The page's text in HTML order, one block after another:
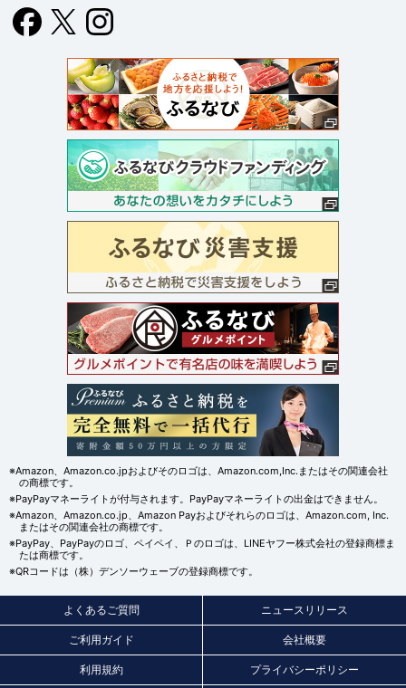
※Amazon、Amazon.co.jpおよびそのロゴは、Amazon.com,Inc.またはその関連会社
の商標です。
※PayPayマネーライトが付与されます。PayPayマネーライトの出金はできません。
※Amazon、Amazon.co.jp、Amazon Payおよびそれらのロゴは、Amazon.com, Inc.
またはその関連会社の商標です。
※PayPay、PayPayのロゴ、ペイペイ、Ｐのロゴは、LINEヤフー株式会社の登録商標ま
たは商標です。
※QRコードは（株）デンソーウェーブの登録商標です。
よくあるご質問 ニュースリリース
ご利用ガイド 会社概要
利用規約 プライバシーポリシー